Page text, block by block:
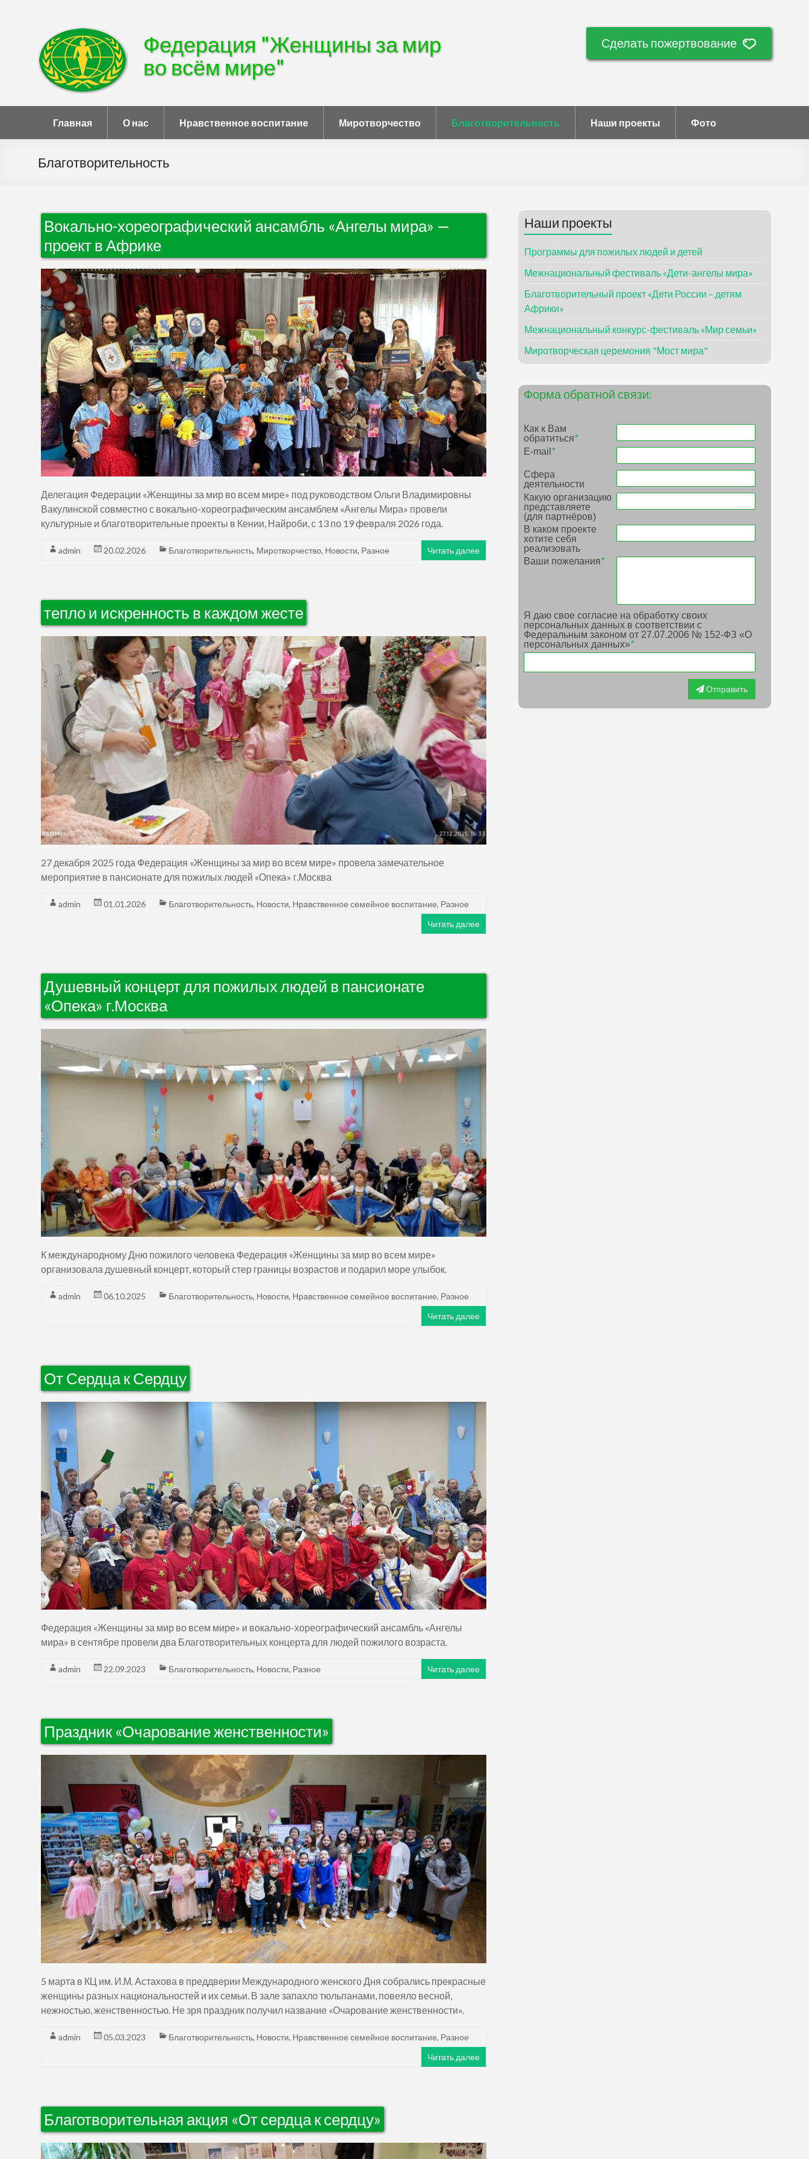
Федерация "Женщины за мир
во всём мире"
Сделать пожертвование
Главная О нас Нравственное воспитание Миротворчество Благотворительность Наши проекты Фото
Благотворительность
Вокально-хореографический ансамбль «Ангелы мира» —
проект в Африке
Делегация Федерации «Женщины за мир во всем мире» под руководством Ольги Владимировны
Вакулинской совместно с вокально-хореографическим ансамблем «Ангелы Мира» провели
культурные и благотворительные проекты в Кении, Найроби, с 13 по 19 февраля 2026 года.
admin 20.02.2026 Благотворительность, Миротворчество, Новости, Разное Читать далее
тепло и искренность в каждом жесте
27 декабря 2025 года Федерация «Женщины за мир во всем мире» провела замечательное
мероприятие в пансионате для пожилых людей «Опека» г.Москва
admin 01.01.2026 Благотворительность, Новости, Нравственное семейное воспитание, Разное
Читать далее
Душевный концерт для пожилых людей в пансионате
«Опека» г.Москва
К международному Дню пожилого человека Федерация «Женщины за мир во всем мире»
организовала душевный концерт, который стер границы возрастов и подарил море улыбок.
admin 06.10.2025 Благотворительность, Новости, Нравственное семейное воспитание, Разное
Читать далее
От Сердца к Сердцу
Федерация «Женщины за мир во всем мире» и вокально-хореографический ансамбль «Ангелы
мира» в сентябре провели два Благотворительных концерта для людей пожилого возраста.
admin 22.09.2023 Благотворительность, Новости, Разное Читать далее
Праздник «Очарование женственности»
5 марта в КЦ им. И.М. Астахова в преддверии Международного женского Дня собрались прекрасные
женщины разных национальностей и их семьи. В зале запахло тюльпанами, повеяло весной,
нежностью, женственностью. Не зря праздник получил название «Очарование женственности».
admin 05.03.2023 Благотворительность, Новости, Нравственное семейное воспитание, Разное
Читать далее
Благотворительная акция «От сердца к сердцу»
Наши проекты
Программы для пожилых людей и детей
Межнациональный фестиваль «Дети-ангелы мира»
Благотворительный проект «Дети России – детям
Африки»
Межнациональный конкурс-фестиваль «Мир семьи»
Миротворческая церемония "Мост мира"
Форма обратной связи:
Как к Вам
обратиться*
E-mail *
Сфера
деятельности
Какую организацию
представляете
(для партнёров)
В каком проекте
хотите себя
реализовать
Ваши пожелания*
Я даю свое согласие на обработку своих
персональных данных в соответствии с
Федеральным законом от 27.07.2006 № 152-ФЗ «О
персональных данных»*
Отправить